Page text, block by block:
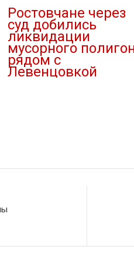
Ростовчане через
суд добились
ликвидации
мусорного
рядом с
Левенцовкой